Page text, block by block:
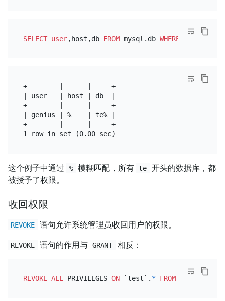
SELECT user,host,db FROM mysql.db WHERE
+--------|------|-----+
| user   | host | db  |
+--------|------|-----+
| genius | %    | te% |
+--------|------|-----+
这个例子中通过 % 模糊匹配，所有 te
开头的数据库，都
被授予了权限。
收回权限
REVOKE 语句允许系统管理员收回用户的权限。
REVOKE 语句的作用与 GRANT 相反：
REVOKE ALL PRIVILEGES ON `test`. * FROM 'genius'